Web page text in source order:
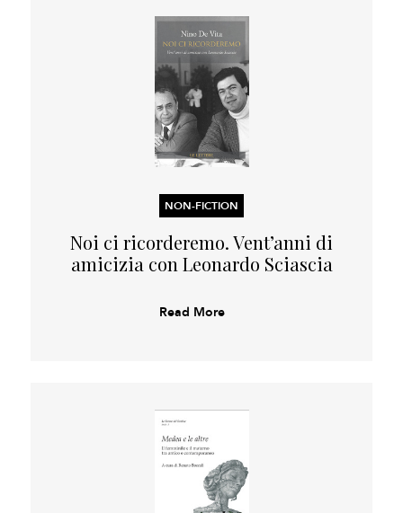
NON-FICTION
Noi ci ricorderemo. Vent’anni di
amicizia con Leonardo Sciascia
Read More